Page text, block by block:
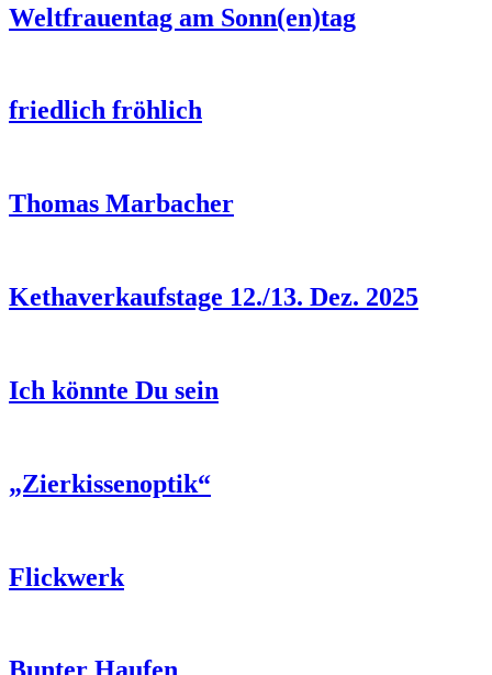
Weltfrauentag am Sonn(en)tag
friedlich fröhlich
Thomas Marbacher
Kethaverkaufstage 12./13. Dez. 2025
Ich könnte Du sein
„Zierkissenoptik“
Flickwerk